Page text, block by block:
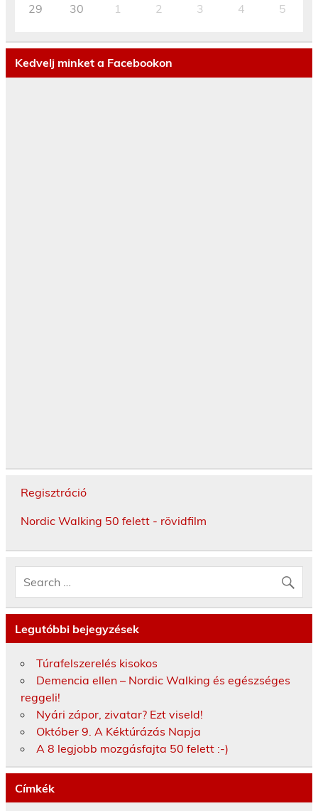
29 30 1 2 3 4 5
Kedvelj minket a Facebookon
Regisztráció
Nordic Walking 50 felett - rövidfilm
Legutóbbi bejegyzések
Túrafelszerelés kisokos
Demencia ellen – Nordic Walking és egészséges
reggeli!
Nyári zápor, zivatar? Ezt viseld!
Október 9. A Kéktúrázás Napja
A 8 legjobb mozgásfajta 50 felett :-)
Címkék